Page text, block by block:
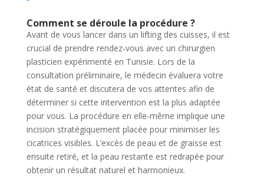
Comment se déroule la procédure ?
Avant de vous lancer dans un lifting des cuisses, il est
crucial de prendre rendez-vous avec un chirurgien
plasticien expérimenté en Tunisie. Lors de la
consultation préliminaire, le médecin évaluera votre
état de santé et discutera de vos attentes afin de
déterminer si cette intervention est la plus adaptée
pour vous. La procédure en elle-même implique une
incision stratégiquement placée pour minimiser les
cicatrices visibles. L’excès de peau et de graisse est
ensuite retiré, et la peau restante est redrapée pour
obtenir un résultat naturel et harmonieux.